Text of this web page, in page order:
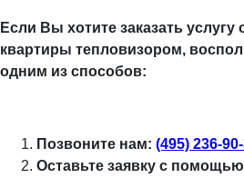
Если Вы хотите заказать услугу
квартиры тепловизором,
одним из способов:
Позвоните нам: (495) 236-
Оставьте заявку с помощью